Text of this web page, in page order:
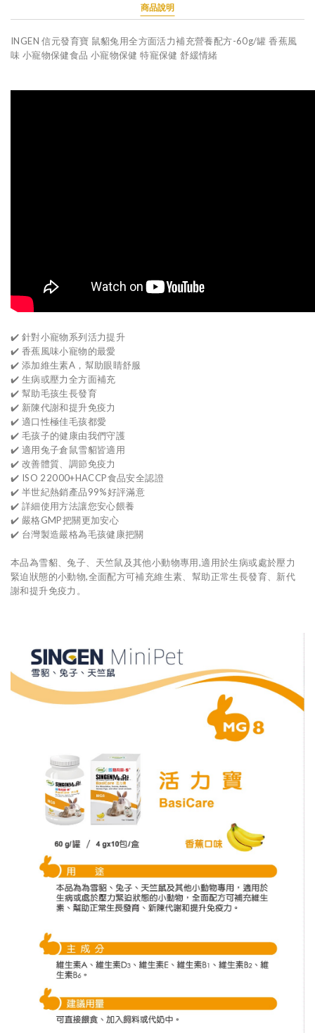
商品說明
INGEN 信元發育寶 鼠貂兔用全方面活力補充營養配方-60g/罐 香蕉風
味 小寵物保健食品 小寵物保健 特寵保健 舒緩情緒
✔️ 針對小寵物系列活力提升
✔️ 香蕉風味小寵物的最愛
✔️ 添加維生素A，幫助眼睛舒服
✔️ 生病或壓力全方面補充
✔️ 幫助毛孩生長發育
✔️ 新陳代謝和提升免疫力
✔️ 適口性極佳毛孩都愛
✔️ 毛孩子的健康由我們守護
✔️ 適用兔子倉鼠雪貂皆適用
✔️ 改善體質、調節免疫力
✔️ ISO 22000+HACCP食品安全認證
✔️ 半世紀熱銷產品99%好評滿意
✔️ 詳細使用方法讓您安心餵養
✔️ 嚴格GMP把關更加安心
✔️ 台灣製造嚴格為毛孩健康把關
本品為雪貂、兔子、天竺鼠及其他小動物專用,適用於生病或處於壓力
緊迫狀態的小動物,全面配方可補充維生素、幫助正常生長發育、新代
謝和提升免疫力。